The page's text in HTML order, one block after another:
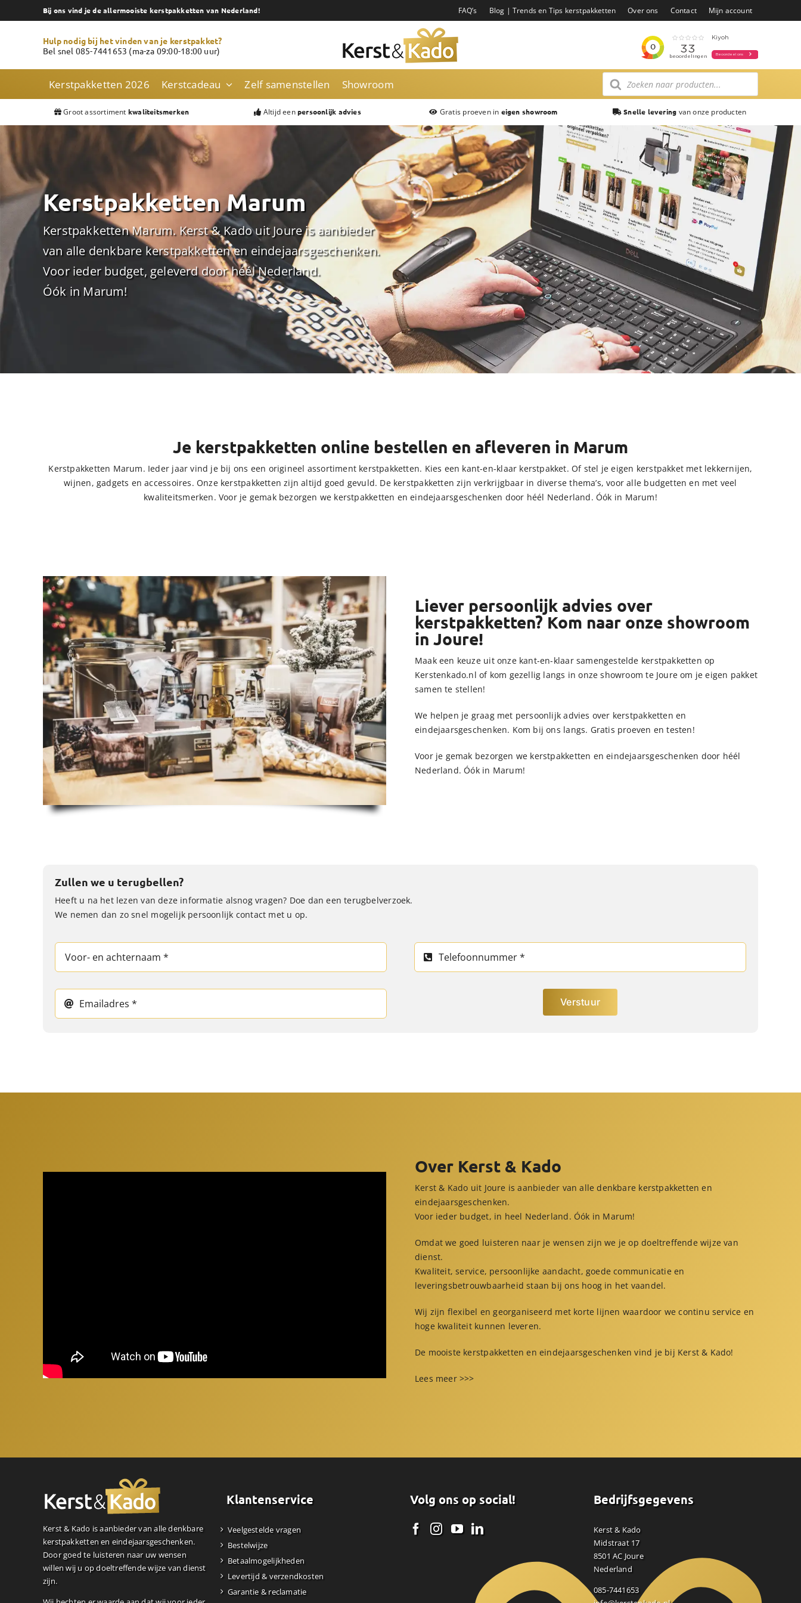
to
Bij ons vind je de allermooiste kerstpakketten van Nederland! FAQ’s Blog | Trends en Tips kerstpakketten Over ons Contact Mijn account
Hulp nodig bij het vinden van je kerstpakket?
Bel snel 085-7441653 (ma-za 09:00-18:00 uur)
Kerstpakketten 2026 Kerstcadeau Zelf samenstellen Showroom
Producten
zoeken
Groot assortiment kwaliteitsmerken Altijd een persoonlijk advies Gratis proeven in eigen showroom Snelle levering van onze producten
Kerstpakketten Marum
Kerstpakketten Marum. Kerst & Kado uit Joure is aanbieder
van alle denkbare kerstpakketten en eindejaarsgeschenken.
Voor ieder budget, geleverd door héél Nederland.
Óók in Marum!
Je kerstpakketten online bestellen en afleveren in Marum
Kerstpakketten Marum. Ieder jaar vind je bij ons een origineel assortiment kerstpakketten. Kies een kant-en-klaar kerstpakket. Of stel je eigen kerstpakket met lekkernijen,
wijnen, gadgets en accessoires. Onze kerstpakketten zijn altijd goed gevuld. De kerstpakketten zijn verkrijgbaar in diverse thema’s, voor alle budgetten en met veel
kwaliteitsmerken. Voor je gemak bezorgen we kerstpakketten en eindejaarsgeschenken door héél Nederland. Óók in Marum!
Liever persoonlijk advies over
kerstpakketten? Kom naar onze showroom
in Joure!
Maak een keuze uit onze kant-en-klaar samengestelde kerstpakketten op
Kerstenkado.nl of kom gezellig langs in onze showroom te Joure om je eigen pakket
samen te stellen!
We helpen je graag met persoonlijk advies over kerstpakketten en
eindejaarsgeschenken. Kom bij ons langs. Gratis proeven en testen!
Voor je gemak bezorgen we kerstpakketten en eindejaarsgeschenken door héél
Nederland. Óók in Marum!
Zullen we u terugbellen?
Heeft u na het lezen van deze informatie alsnog vragen? Doe dan een terugbelverzoek.
We nemen dan zo snel mogelijk persoonlijk contact met u op.
Verstuur
Over Kerst & Kado
Kerst & Kado uit Joure is aanbieder van alle denkbare kerstpakketten en
eindejaarsgeschenken.
Voor ieder budget, in heel Nederland. Óók in Marum!
Omdat we goed luisteren naar je wensen zijn we je op doeltreffende wijze van
dienst.
Kwaliteit, service, persoonlijke aandacht, goede communicatie en
leveringsbetrouwbaarheid staan bij ons hoog in het vaandel.
Wij zijn flexibel en georganiseerd met korte lijnen waardoor we continu service en
hoge kwaliteit kunnen leveren.
De mooiste kerstpakketten en eindejaarsgeschenken vind je bij Kerst & Kado!
Lees meer >>>
Kerst & Kado is aanbieder van alle denkbare
kerstpakketten en eindejaarsgeschenken.
Door goed te luisteren naar uw wensen
willen wij u op doeltreffende wijze van dienst
zijn.
Klantenservice
Veelgestelde vragen
Bestelwijze
Betaalmogelijkheden
Levertijd & verzendkosten
Garantie & reclamatie
Volg ons op social! Bedrijfsgegevens
Kerst & Kado
Midstraat 17
8501 AC Joure
Nederland
085-7441653